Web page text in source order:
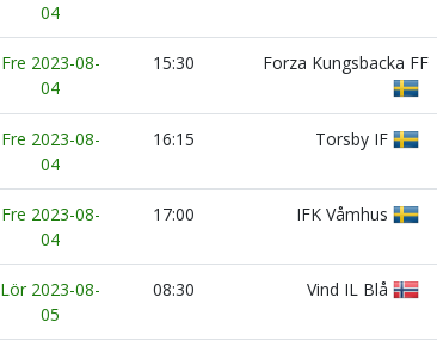
04
Fre 2023-08-
04
15:30 Forza Kungsbacka FF
Fre 2023-08-
04
16:15 Torsby IF
Fre 2023-08-
04
17:00 IFK Våmhus
Lör 2023-08-
05
08:30 Vind IL Blå